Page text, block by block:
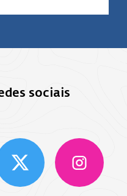
sociais